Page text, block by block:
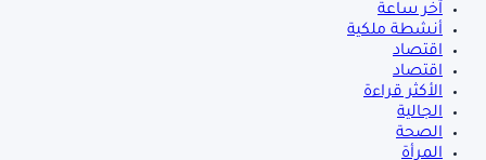
آخر ساعة
أنشطة ملكية
اقتصاد
اقتصاد
الأكثر قراءة
الجالية
الصحة
المرأة